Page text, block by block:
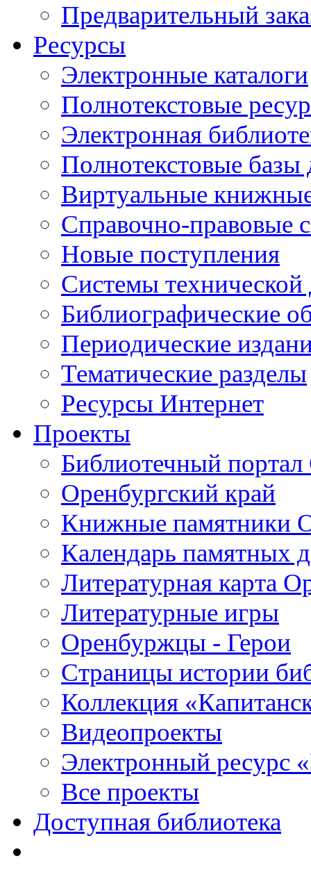
Предварительный
Ресурсы
Электронные каталоги
Полнотекстовые
Электронная
Полнотекстовые
Виртуальные
Справочно-правовые
Новые поступления
Cистемы
Библиографические
Периодические
Тематические разделы
Ресурсы Интернет
Проекты
Библиотечный портал
Оренбургский край
Книжные памятники
Календарь памятных
Литературная карта
Литературные игры
Оренбуржцы - Герои
Страницы истории
Коллекция
Видеопроекты
Электронный ресурс
Все проекты
Доступная библиотека